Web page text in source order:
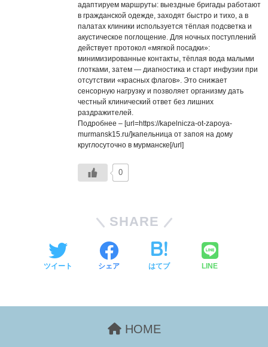
адаптируем маршруты: выездные бригады работают
в гражданской одежде, заходят быстро и тихо, а в
палатах клиники используется тёплая подсветка и
акустическое поглощение. Для ночных поступлений
действует протокол «мягкой посадки»:
минимизированные контакты, тёплая вода малыми
глотками, затем — диагностика и старт инфузии при
отсутствии «красных флагов». Это снижает
сенсорную нагрузку и позволяет организму дать
честный клинический ответ без лишних
раздражителей.
Подробнее – [url=https://kapelnicza-ot-zapoya-
murmansk15.ru/]капельница от запоя на дому
круглосуточно в мурманске[/url]
0
SHARE
ツイート シェア はてブ LINE
HOME